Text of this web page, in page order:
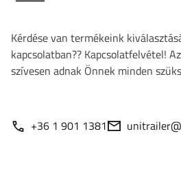
Kérdése van termékeink
kapcsolatban?? Kapcsolatfelvétel!
szívesen adnak Önnek minden
+36 1 901 1381